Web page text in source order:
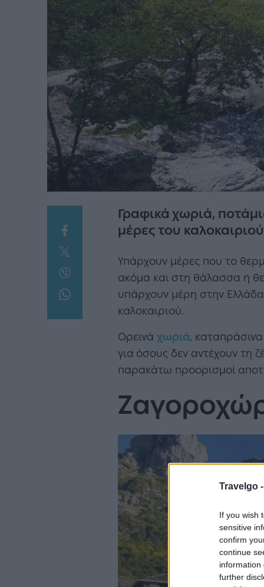
Travelgo -
If you wish
sensitive
confirm
continue
information
further
Γραφικά χωριά,
μέρες του
Υπάρχουν μέρες που το
ακόμα και στη θάλασσα η
υπάρχουν μέρη στην Ελλάδα
καλοκαιριού.
Ορεινά χωριά,
για όσους δεν αντέχουν τη
παρακάτω προορισμοί